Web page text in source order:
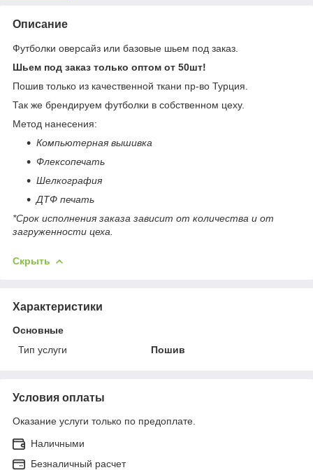
Описание
Футболки оверсайз или базовые шьем под заказ.
Шьем под заказ только оптом от 50шт!
Пошив только из качественной ткани пр-во Турция.
Так же брендируем футболки в собственном цеху.
Метод нанесения:
Компьютерная вышивка
Флексопечать
Шелкография
ДТФ печать
*Срок исполнения заказа зависит от количества и от
загруженности цеха.
Скрыть
Характеристики
Основные
Тип услуги
Пошив
Условия оплаты
Оказание услуги только по предоплате.
Наличными
Безналичный расчет